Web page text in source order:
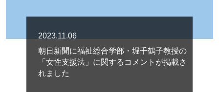
2023.11.06
朝日新聞に福祉総合学部・堀千鶴子教授の
「女性支援法」に関するコメントが掲載さ
れました